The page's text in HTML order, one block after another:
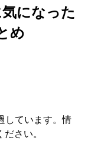
になった
め
しています。情
さい。